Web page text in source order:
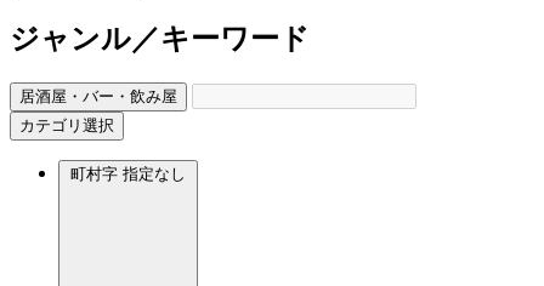
ジャンル／キーワード
居酒屋・バー・飲み屋
カテゴリ選択
町村字 指定なし